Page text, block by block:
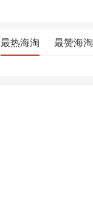
最热海淘 最赞海淘